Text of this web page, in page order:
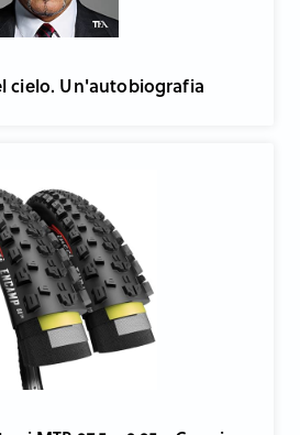
cielo. Un'autobiografia